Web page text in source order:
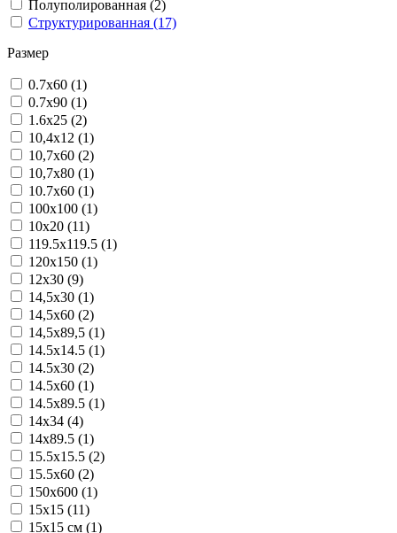
Полуполированная (2)
Структурированная (17)
Размер
0.7x60 (1)
0.7x90 (1)
1.6x25 (2)
10,4x12 (1)
10,7x60 (2)
10,7x80 (1)
10.7x60 (1)
100x100 (1)
10x20 (11)
119.5x119.5 (1)
120x150 (1)
12x30 (9)
14,5x30 (1)
14,5x60 (2)
14,5x89,5 (1)
14.5x14.5 (1)
14.5x30 (2)
14.5x60 (1)
14.5x89.5 (1)
14x34 (4)
14x89.5 (1)
15.5x15.5 (2)
15.5x60 (2)
150x600 (1)
15x15 (11)
15x15 см (1)